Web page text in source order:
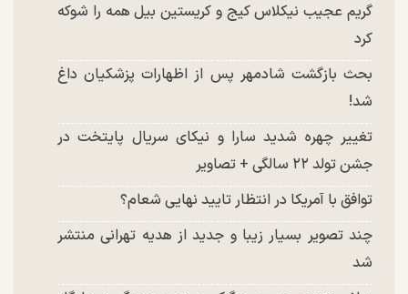
گریم عجیب نیکلاس کیج و کریستین بیل همه را شوکه
کرد
بحث بازگشت شادمهر پس از اظهارات پزشکیان داغ
شد!
تغییر چهره شدید سارا و نیکای سریال پایتخت در
جشن تولد ۲۲ سالگی + تصاویر
توافق با آمریکا در انتظار تایید نهایی شعام؟
چند تصویر بسیار زیبا و جدید از هدیه تهرانی منتشر
شد